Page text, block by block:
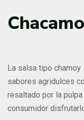
La salsa tipo chamoy
sabores agridulces
resaltado por la
consumidor